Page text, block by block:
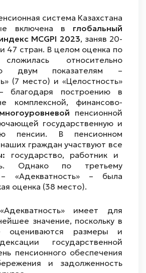
система Казахстана
включена в глобальный
MCGPI 2023, заняв 20-
47 стран. В целом оценка по
сложилась относительно
двум показателям –
(7 место) и «Целостность»
благодаря построению в
комплексной, финансово-
пенсионной
государственную и
пенсии. В пенсионном
граждан участвуют все
государство, работник и
Однако по третьему
– «Адекватность» – была
оценка (38 место).
имеет для
значение, поскольку в
оцениваются размеры и
государственной
пенсионного обеспечения
и задолженность